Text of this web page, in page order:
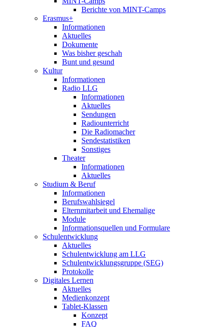
Berichte von MINT-Camps
Erasmus+
Informationen
Aktuelles
Dokumente
Was bisher geschah
Bunt und gesund
Kultur
Informationen
Radio LLG
Informationen
Aktuelles
Sendungen
Radiounterricht
Die Radiomacher
Sendestatistiken
Sonstiges
Theater
Informationen
Aktuelles
Studium & Beruf
Informationen
Berufswahlsiegel
Elternmitarbeit und Ehemalige
Module
Informationsquellen und Formulare
Schulentwicklung
Aktuelles
Schulentwicklung am LLG
Schulentwicklungsgruppe (SEG)
Protokolle
Digitales Lernen
Aktuelles
Medienkonzept
Tablet-Klassen
Konzept
FAQ